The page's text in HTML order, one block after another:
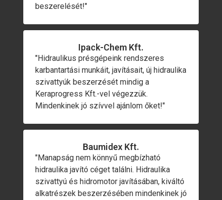
beszerelését!"
Ipack-Chem Kft.
"Hidraulikus présgépeink rendszeres
karbantartási munkáit, javításait, új hidraulika
szivattyúk beszerzését mindig a
Keraprogress Kft.-vel végezzük.
Mindenkinek jó szívvel ajánlom őket!"
Baumidex Kft.
"Manapság nem könnyű megbízható
hidraulika javító céget találni. Hidraulika
szivattyú és hidromotor javításában, kiváltó
alkatrészek beszerzésében mindenkinek jó